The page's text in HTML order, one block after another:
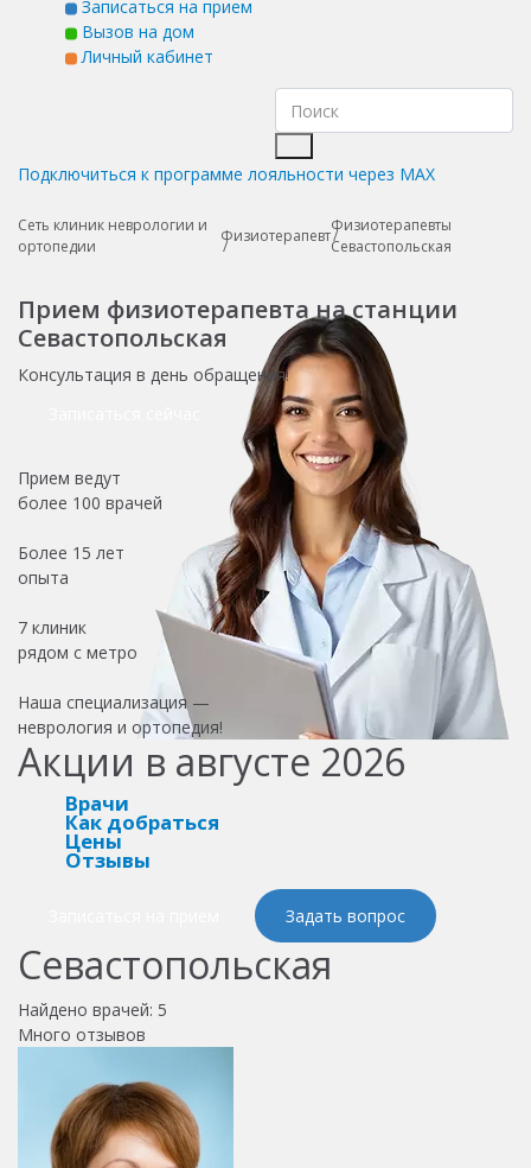
Записаться на прием
Вызов на дом
Личный кабинет
Подключиться к программе лояльности через MAX
Сеть клиник неврологии и
ортопедии
Физиотерапевт
Физиотерапевты
Севастопольская
Прием физиотерапевта на станции
Севастопольская
Консультация в день обращения!
Прием ведут
более 100 врачей
Более 15 лет
опыта
7 клиник
рядом с метро
Наша специализация —
неврология и ортопедия!
Акции в августе 2026
Врачи
Как добраться
Цены
Отзывы
Задать вопрос
Севастопольская
Найдено врачей: 5
Много отзывов